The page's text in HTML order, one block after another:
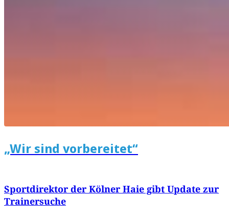
„Wir sind vorbereitet“
Sportdirektor der Kölner Haie gibt Update zur
Trainersuche